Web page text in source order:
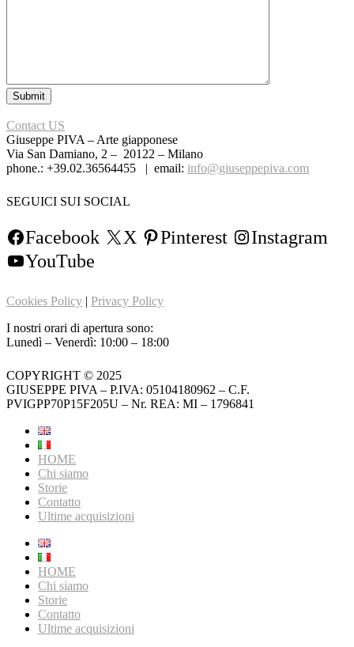
Contact US
Giuseppe PIVA – Arte giapponese
Via San Damiano, 2 – 20122 – Milano
phone.: +39.02.36564455 | email: info@giuseppepiva.com
SEGUICI SUI SOCIAL
Facebook X Pinterest
Instagram
YouTube
Cookies Policy | Privacy Policy
I nostri orari di apertura sono:
Lunedì – Venerdì: 10:00 – 18:00
COPYRIGHT © 2025
GIUSEPPE PIVA – P.IVA: 05104180962 – C.F.
PVIGPP70P15F205U – Nr. REA: MI – 1796841
HOME
Chi siamo
Storie
Contatto
Ultime acquisizioni
HOME
Chi siamo
Storie
Contatto
Ultime acquisizioni